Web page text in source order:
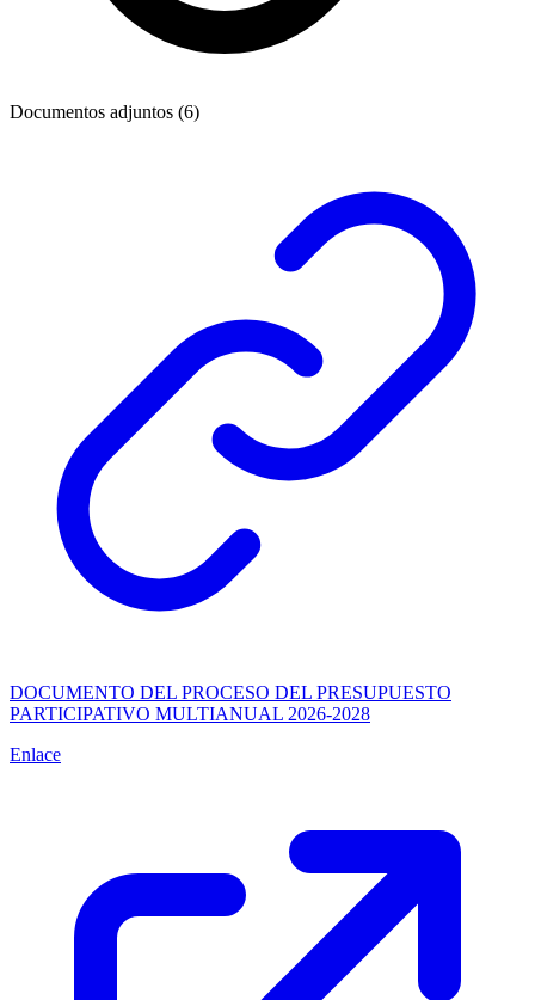
Documentos adjuntos (6)
DOCUMENTO DEL PROCESO DEL PRESUPUESTO
PARTICIPATIVO MULTIANUAL 2026-2028
Enlace